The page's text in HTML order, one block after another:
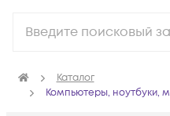
Каталог
Компьютеры, ноутбуки,